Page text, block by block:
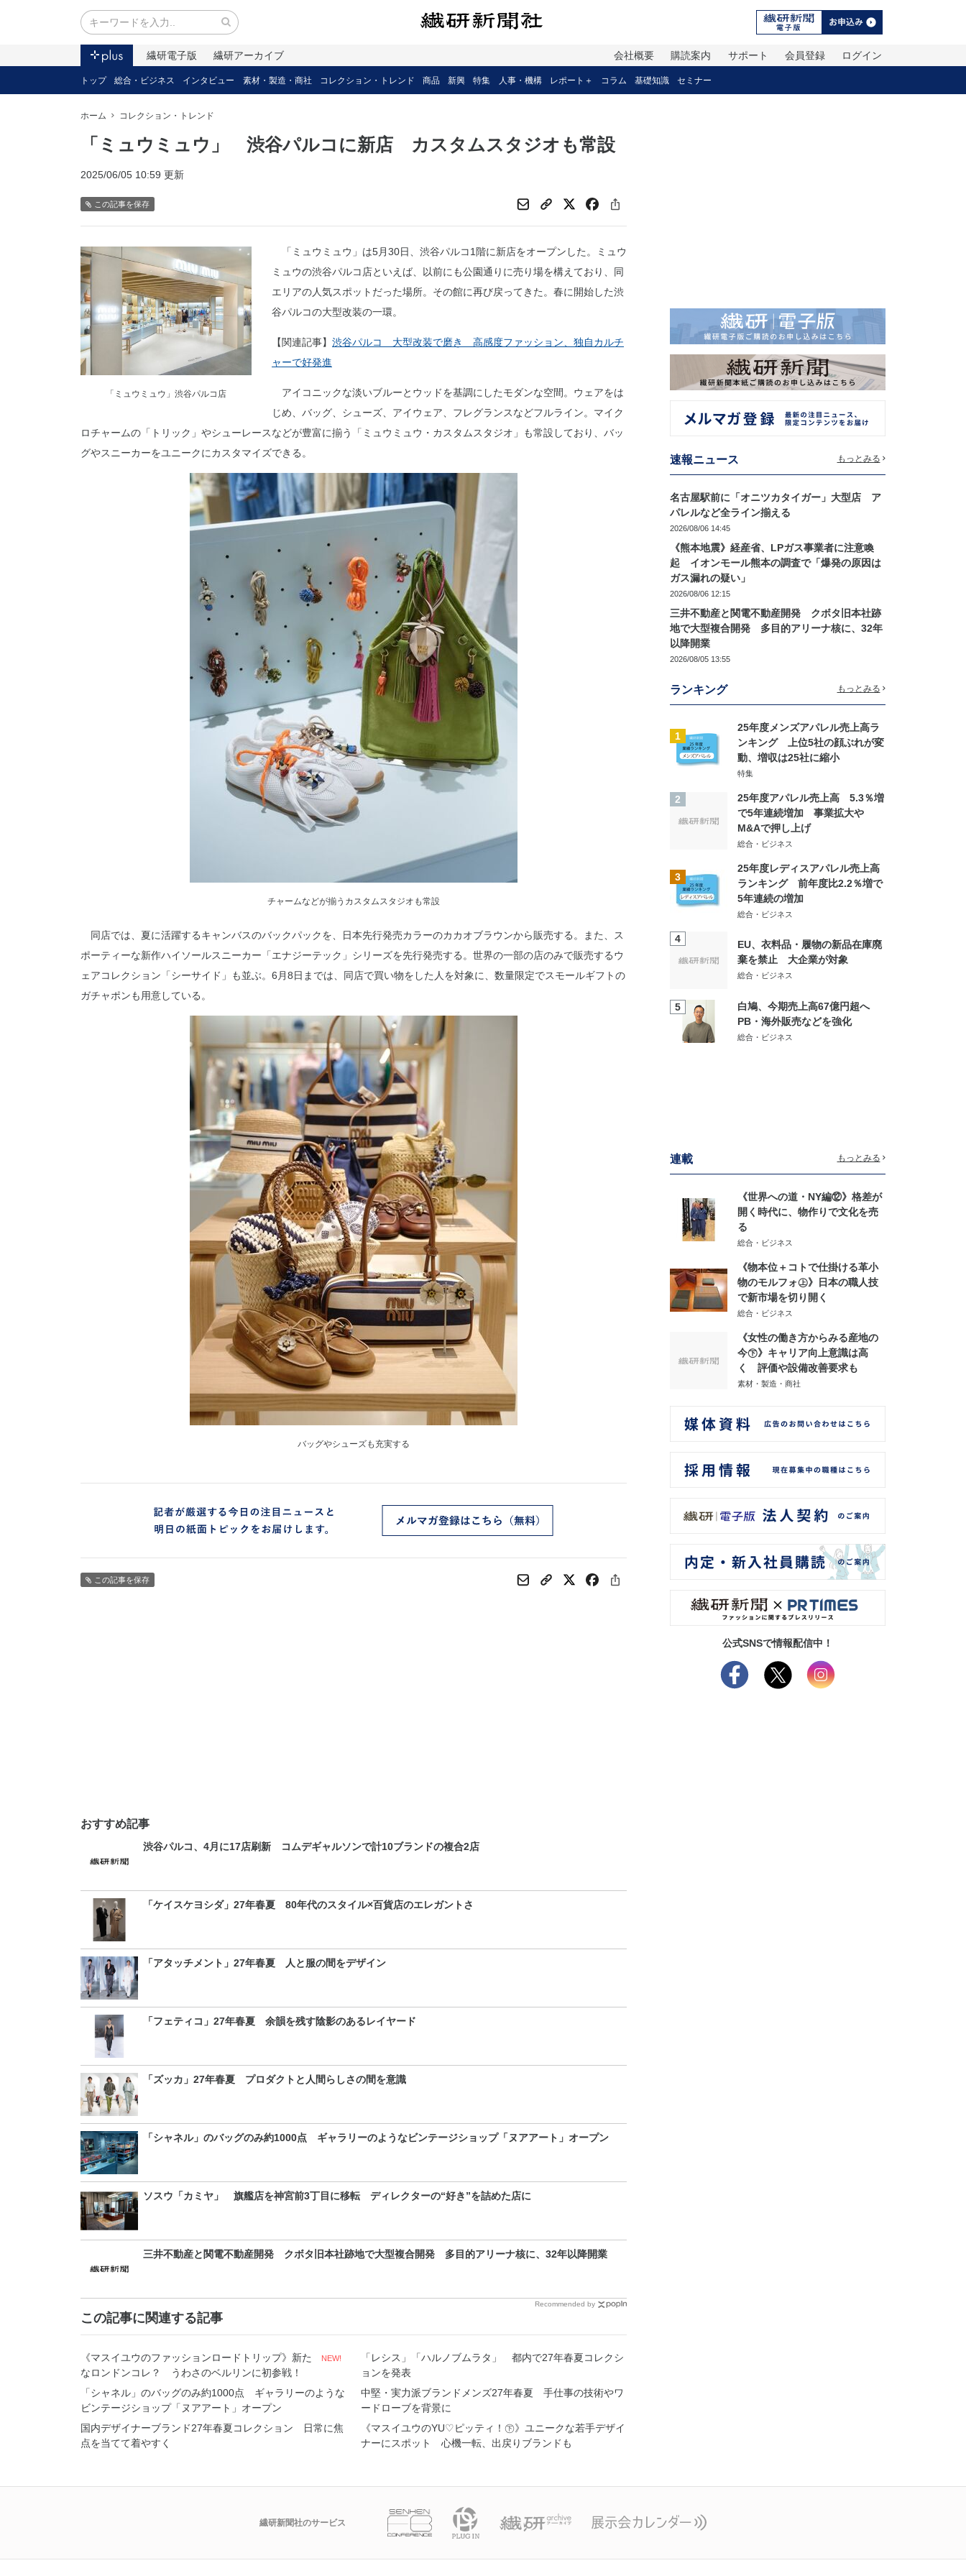
繊研電子版 繊研アーカイブ ログイン
会員登録
サポート
購読案内
会社概要
トップ 総合・ビジネス インタビュー 素材・製造・商社 コレクション・トレンド 商品 新興 特集 人事・機構 レポート＋ コラム 基礎知識 セミナー
ホーム コレクション・トレンド
「ミュウミュウ」 渋谷パルコに新店 カスタムスタジオも常設
2025/06/05 10:59 更新
この記事を保存
「ミュウミュウ」渋谷パルコ店
「ミュウミュウ」は5月30日、渋谷パルコ1階に新店をオープンした。ミュウ
ミュウの渋谷パルコ店といえば、以前にも公園通りに売り場を構えており、同
エリアの人気スポットだった場所。その館に再び戻ってきた。春に開始した渋
谷パルコの大型改装の一環。
【関連記事】 渋谷パルコ 大型改装で磨き 高感度ファッション、独自カルチ
ャーで好発進
アイコニックな淡いブルーとウッドを基調にしたモダンな空間。ウェアをは
じめ、バッグ、シューズ、アイウェア、フレグランスなどフルライン。マイク
ロチャームの「トリック」やシューレースなどが豊富に揃う「ミュウミュウ・カスタムスタジオ」も常設しており、バッ
グやスニーカーをユニークにカスタマイズできる。
チャームなどが揃うカスタムスタジオも常設
同店では、夏に活躍するキャンバスのバックパックを、日本先行発売カラーのカカオブラウンから販売する。また、ス
ポーティーな新作ハイソールスニーカー「エナジーテック」シリーズを先行発売する。世界の一部の店のみで販売するウ
ェアコレクション「シーサイド」も並ぶ。6月8日までは、同店で買い物をした人を対象に、数量限定でスモールギフトの
ガチャポンも用意している。
バッグやシューズも充実する
この記事を保存
おすすめ記事
渋谷パルコ、4月に17店刷新 コムデギャルソンで計10ブランドの複合2店
「ケイスケヨシダ」27年春夏 80年代のスタイル×百貨店のエレガントさ
「アタッチメント」27年春夏 人と服の間をデザイン
「フェティコ」27年春夏 余韻を残す陰影のあるレイヤード
「ズッカ」27年春夏 プロダクトと人間らしさの間を意識
「シャネル」のバッグのみ約1000点 ギャラリーのようなビンテージショップ「ヌアアート」オープン
ソスウ「カミヤ」 旗艦店を神宮前3丁目に移転 ディレクターの“好き”を詰めた店に
三井不動産と関電不動産開発 クボタ旧本社跡地で大型複合開発 多目的アリーナ核に、32年以降開業
Recommended by
この記事に関連する記事
《マスイユウのファッションロードトリップ》新た
なロンドンコレ？ うわさのベルリンに初参戦！
NEW!
「レシス」「ハルノブムラタ」 都内で27年春夏コレクシ
ョンを発表
「シャネル」のバッグのみ約1000点 ギャラリーのような
ビンテージショップ「ヌアアート」オープン
中堅・実力派ブランドメンズ27年春夏 手仕事の技術やワ
ードローブを背景に
国内デザイナーブランド27年春夏コレクション 日常に焦
点を当てて着やすく
《マスイユウのYU♡ピッティ！㊦》ユニークな若手デザイ
ナーにスポット 心機一転、出戻りブランドも
速報ニュース もっとみる
名古屋駅前に「オニツカタイガー」大型店 ア
パレルなど全ライン揃える
2026/08/06 14:45
《熊本地震》経産省、LPガス事業者に注意喚
起 イオンモール熊本の調査で「爆発の原因は
ガス漏れの疑い」
2026/08/06 12:15
三井不動産と関電不動産開発 クボタ旧本社跡
地で大型複合開発 多目的アリーナ核に、32年
以降開業
2026/08/05 13:55
ランキング もっとみる
1
25年度メンズアパレル売上高ラ
ンキング 上位5社の顔ぶれが変
動、増収は25社に縮小
特集
2
25年度アパレル売上高 5.3％増
で5年連続増加 事業拡大や
M&Aで押し上げ
総合・ビジネス
3
25年度レディスアパレル売上高
ランキング 前年度比2.2％増で
5年連続の増加
総合・ビジネス
4
EU、衣料品・履物の新品在庫廃
棄を禁止 大企業が対象
総合・ビジネス
5
白鳩、今期売上高67億円超へ
PB・海外販売などを強化
総合・ビジネス
連載 もっとみる
《世界への道・NY編⑫》格差が
開く時代に、物作りで文化を売
る
総合・ビジネス
《物本位＋コトで仕掛ける革小
物のモルフォ㊤》日本の職人技
で新市場を切り開く
総合・ビジネス
《女性の働き方からみる産地の
今㊦》キャリア向上意識は高
く 評価や設備改善要求も
素材・製造・商社
公式SNSで情報配信中！
繊研新聞社のサービス